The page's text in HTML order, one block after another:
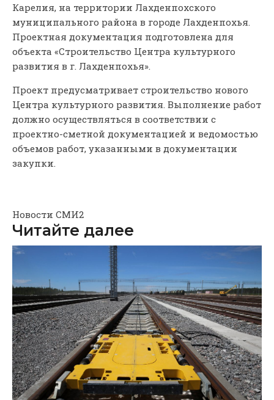
Карелия, на территории Лахденпохского
муниципального района в городе Лахденпохья.
Проектная документация подготовлена для
объекта «Строительство Центра культурного
развития в г. Лахденпохья».
Проект предусматривает строительство нового
Центра культурного развития. Выполнение работ
должно осуществляться в соответствии с
проектно-сметной документацией и ведомостью
объемов работ, указанными в документации
закупки.
Новости СМИ2
Читайте далее